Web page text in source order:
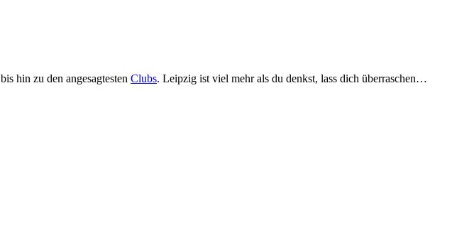
bis hin zu den angesagtesten Clubs. Leipzig ist viel mehr als du denkst, lass dich überraschen…